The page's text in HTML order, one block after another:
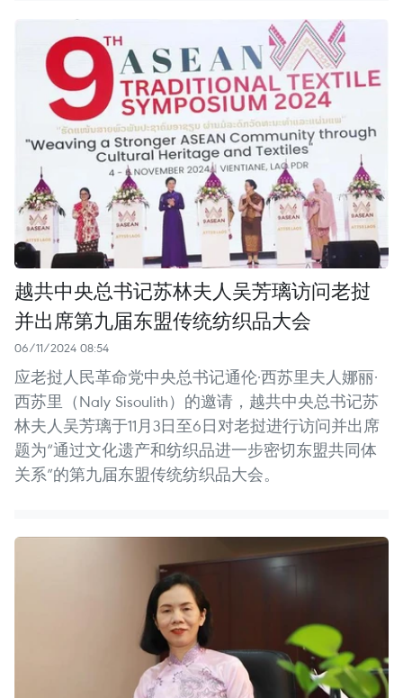
越共中央总书记苏林夫人吴芳璃访问老挝
并出席第九届东盟传统纺织品大会
06/11/2024 08:54
应老挝人民革命党中央总书记通伦·西苏里夫人娜丽·
西苏里（Naly Sisoulith）的邀请，越共中央总书记苏
林夫人吴芳璃于11月3日至6日对老挝进行访问并出席
题为“通过文化遗产和纺织品进一步密切东盟共同体
关系”的第九届东盟传统纺织品大会。